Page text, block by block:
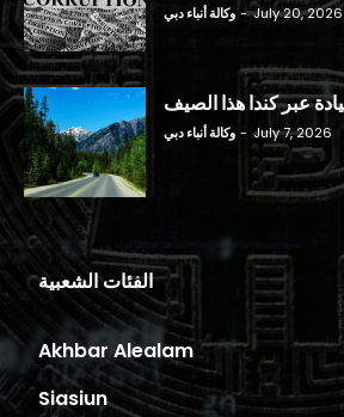
وكالة أنباء دبي - July 20, 2026
عبر كندا هذا الصيف
وكالة أنباء دبي - July 7, 2026
الفئات الشعبية
Akhbar Alealam
Siasiun